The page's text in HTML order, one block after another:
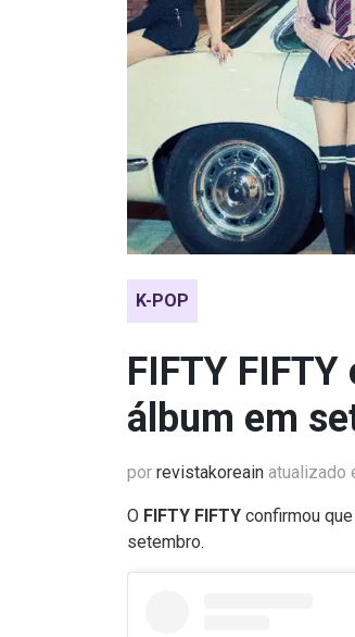
K-POP
FIFTY
álbum em
por revistakoreain atualizado
O FIFTY FIFTY confirmou
setembro.